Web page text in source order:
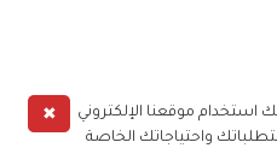
✖
موقعنا الإلكتروني
واحتياجاتك الخاصة